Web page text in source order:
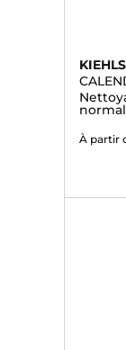
KIEHLS
À partir